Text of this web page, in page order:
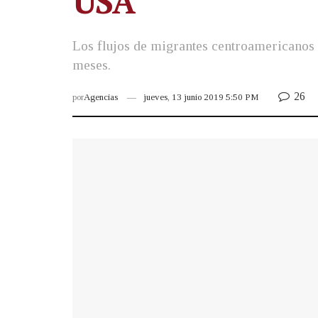
Los flujos de migrantes
meses.
porAgencias jueves, 13 junio 2019 5:50 PM 26